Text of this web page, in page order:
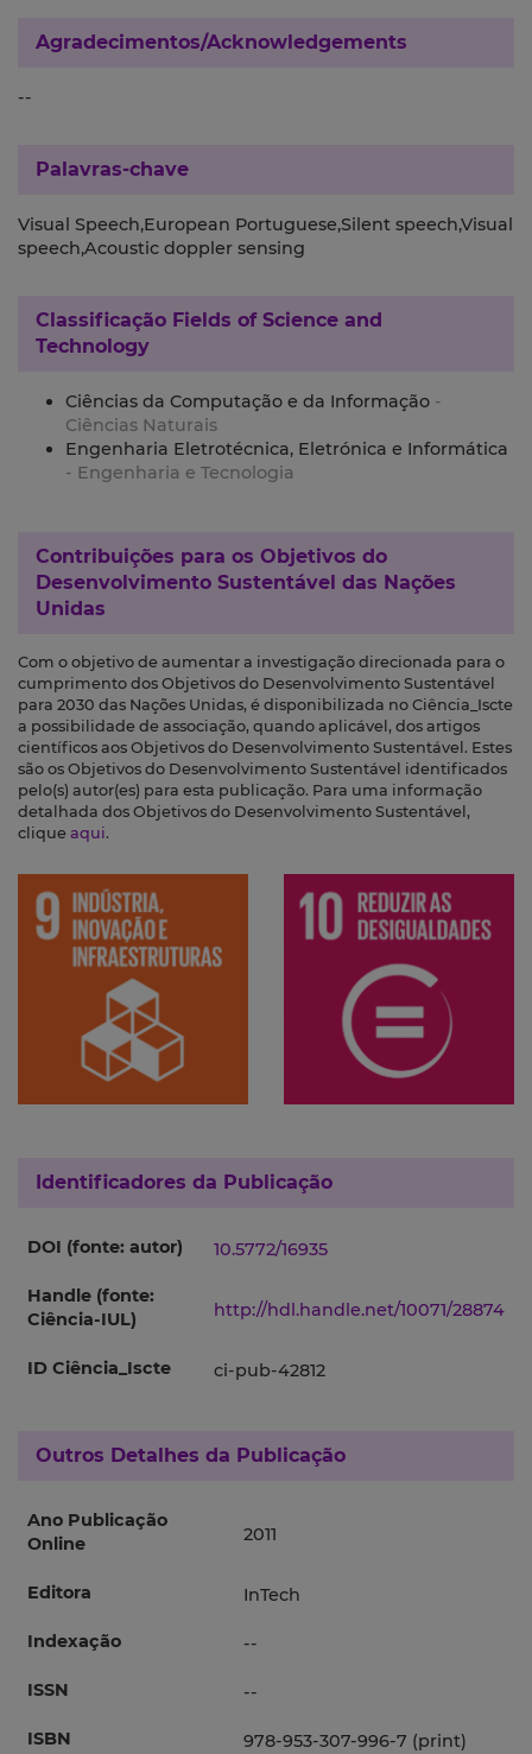
Agradecimentos/Acknowledgements
--
Palavras-chave
Visual Speech,European Portuguese,Silent speech,Visual
speech,Acoustic doppler sensing
Classificação Fields of Science and
Technology
Ciências da Computação e da Informação -
Ciências Naturais
Engenharia Eletrotécnica, Eletrónica e Informática
- Engenharia e Tecnologia
Contribuições para os Objetivos do
Desenvolvimento Sustentável das Nações
Unidas
Com o objetivo de aumentar a investigação direcionada para o
cumprimento dos Objetivos do Desenvolvimento Sustentável
para 2030 das Nações Unidas, é disponibilizada no Ciência_Iscte
a possibilidade de associação, quando aplicável, dos artigos
científicos aos Objetivos do Desenvolvimento Sustentável. Estes
são os Objetivos do Desenvolvimento Sustentável identificados
pelo(s) autor(es) para esta publicação. Para uma informação
detalhada dos Objetivos do Desenvolvimento Sustentável,
clique aqui.
Identificadores da Publicação
DOI (fonte: autor) 10.5772/16935
Handle (fonte:
Ciência-IUL)
http://hdl.handle.net/10071/28874
ID Ciência_Iscte ci-pub-42812
Outros Detalhes da Publicação
Ano Publicação
Online
2011
Editora InTech
Indexação --
ISSN --
ISBN 978-953-307-996-7 (print)